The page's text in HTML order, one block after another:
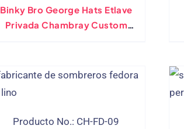
Binky Bro George Hats Etlave
Privada Chambray Custom
Producto No.: CH-FD-09